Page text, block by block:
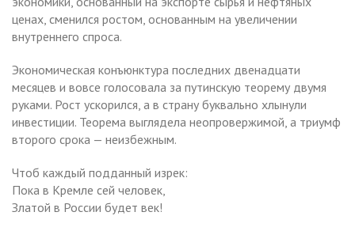
ценах, сменился ростом, основанным на увеличении
внутреннего спроса.
Экономическая конъюнктура последних двенадцати
месяцев и вовсе голосовала за путинскую теорему двумя
руками. Рост ускорился, а в страну буквально хлынули
инвестиции. Теорема выглядела неопровержимой, а триумф
второго срока — неизбежным.
Чтоб каждый подданный изрек:
Пока в Кремле сей человек,
Златой в России будет век!